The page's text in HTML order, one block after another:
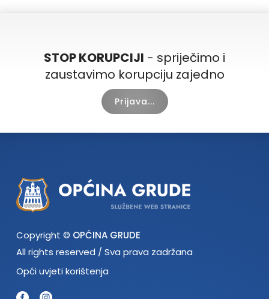
STOP KORUPCIJI - spriječimo i
zaustavimo korupciju zajedno
Prijava...
Copyright © OPĆINA GRUDE
All rights reserved / Sva prava zadržana
Opći uvjeti korištenja